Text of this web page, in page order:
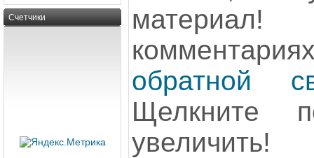
Счетчики
обратной
Щелкните
увеличить!